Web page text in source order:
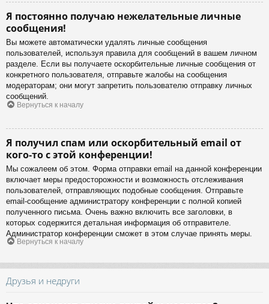
Я постоянно получаю нежелательные личные
сообщения!
Вы можете автоматически удалять личные сообщения
пользователей, используя правила для сообщений в вашем личном
разделе. Если вы получаете оскорбительные личные сообщения от
конкретного пользователя, отправьте жалобы на сообщения
модераторам; они могут запретить пользователю отправку личных
сообщений.
Вернуться к началу
Я получил спам или оскорбительный email от
кого-то с этой конференции!
Мы сожалеем об этом. Форма отправки email на данной конференции
включает меры предосторожности и возможность отслеживания
пользователей, отправляющих подобные сообщения. Отправьте
email-сообщение администратору конференции с полной копией
полученного письма. Очень важно включить все заголовки, в
которых содержится детальная информация об отправителе.
Администратор конференции сможет в этом случае принять меры.
Вернуться к началу
Друзья и недруги